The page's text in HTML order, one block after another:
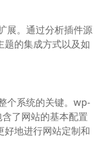
展。通过分析插件源
题的集成方式以及如
个系统的关键。wp-
了网站的基本配置
好地进行网站定制和